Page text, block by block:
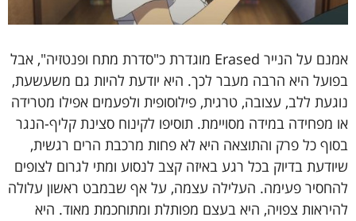
אמנם על הנייר Erased מוגדרת כ"סדרת מתח ופנטזיה", אבל
בפועל היא הרבה מעבר לכך. היא יודעת להיות גם משעשעת,
נוגעת ללב, עצובה, טרגית, פילוסופית ולפעמים אפילו מטרידה
או מפחידה במידה מסויימת. תוסיפו לקינוח סצינת קליף-הנגר
בסוף כל פרק והתוצאה היא לא פחות מרכבת הרים רגשית,
שיודעת בדיוק בכל רגע באיזה קצב לנסוע ומתי לגרום לצופים
להחסיר פעימה. העלילה עצמה, על אף שבמבט ראשון עלולה
להיראות צפויה, היא בעצם מפותלת ומתוחכמת מאוד. היא